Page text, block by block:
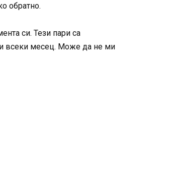
обратно.
си. Тези пари са
всеки месец. Може да не ми